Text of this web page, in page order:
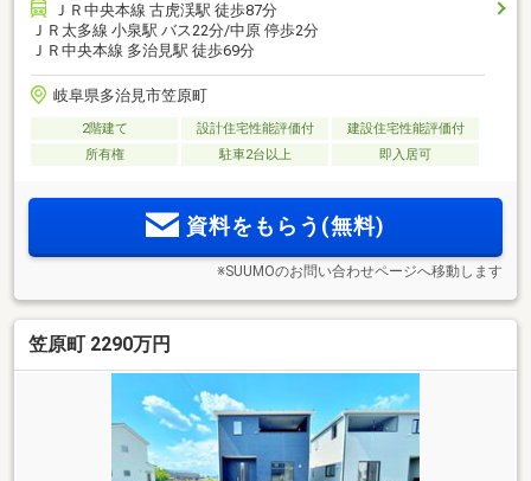
ＪＲ中央本線 古虎渓駅 徒歩87分
ＪＲ太多線 小泉駅 バス22分/中原 停歩2分
ＪＲ中央本線 多治見駅 徒歩69分
岐阜県多治見市笠原町
2階建て 設計住宅性能評価付
建設住宅性能評価付
所有権
駐車2台以上 即入居可
資料をもらう(無料)
※SUUMOのお問い合わせページへ移動します
笠原町 2290万円